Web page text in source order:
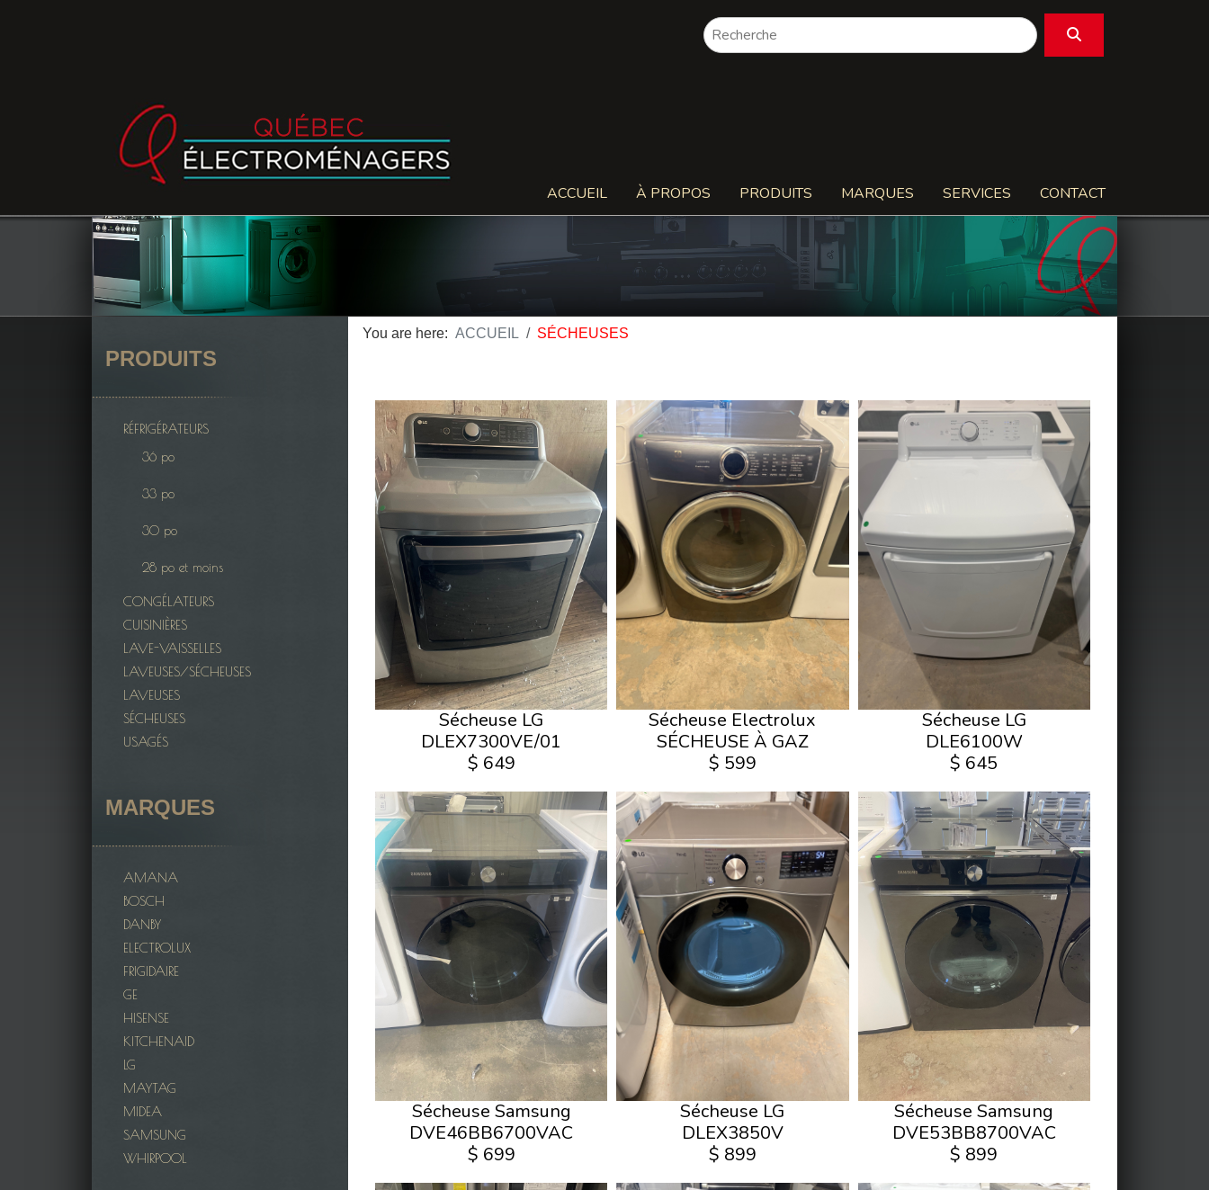
ACCUEIL À PROPOS PRODUITS MARQUES SERVICES CONTACT
PRODUITS
RÉFRIGÉRATEURS
36 po
33 po
30 po
28 po et moins
CONGÉLATEURS
CUISINIÈRES
LAVE-VAISSELLES
LAVEUSES/SÉCHEUSES
LAVEUSES
SÉCHEUSES
USAGÉS
MARQUES
AMANA
BOSCH
DANBY
ELECTROLUX
FRIGIDAIRE
GE
HISENSE
KITCHENAID
LG
MAYTAG
MIDEA
SAMSUNG
WHIRPOOL
You are here: ACCUEIL SÉCHEUSES
Sécheuse LG
DLEX7300VE/01
$ 649
Sécheuse Electrolux
SÉCHEUSE À GAZ
$ 599
Sécheuse LG
DLE6100W
$ 645
Sécheuse Samsung
DVE46BB6700VAC
$ 699
Sécheuse LG
DLEX3850V
$ 899
Sécheuse Samsung
DVE53BB8700VAC
$ 899